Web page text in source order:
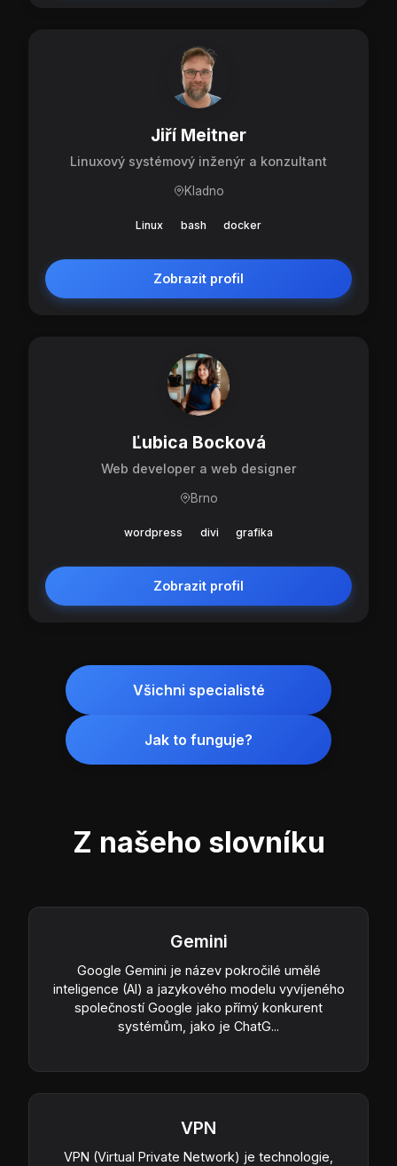
Jiří Meitner
Linuxový systémový inženýr a konzultant
Kladno
Linux bash docker
Zobrazit profil
Ľubica Bocková
Web developer a web designer
Brno
wordpress divi grafika
Zobrazit profil
Všichni specialisté
Jak to funguje?
Z našeho slovníku
Gemini
Google Gemini je název pokročilé umělé
inteligence (AI) a jazykového modelu vyvíjeného
společností Google jako přímý konkurent
systémům, jako je ChatG...
VPN
VPN (Virtual Private Network) je technologie,